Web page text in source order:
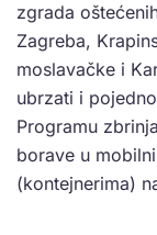
zgrada
Zagreba,
moslavačke i
ubrzati i
Programu
borave u
(kontejnerima)